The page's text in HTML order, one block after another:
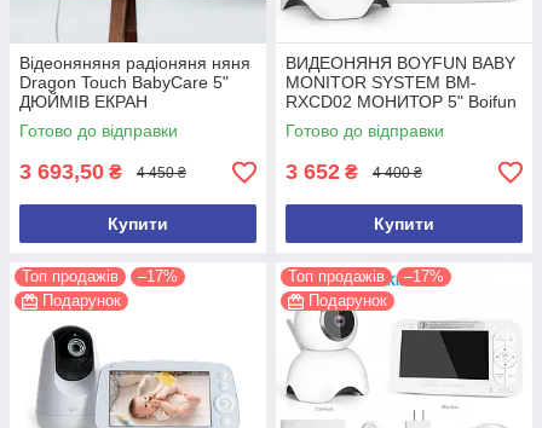
Відеоняняня радіоняня няня
Dragon Touch BabyCare 5"
ДЮЙМІВ ЕКРАН
Готово до відправки
3 693,50 ₴ 4 450 ₴
Купити
ВИДЕОНЯНЯ BOYFUN BABY
MONITOR SYSTEM BM-
RXCD02 МОНИТОР 5" Boifun
Готово до відправки
3 652 ₴ 4 400 ₴
Купити
Топ продажів
–17%
Подарунок
Топ продажів
–17%
Подарунок